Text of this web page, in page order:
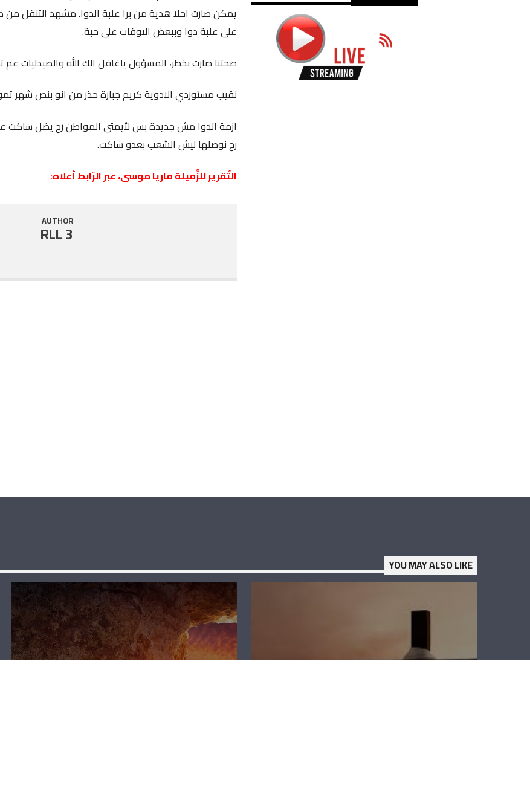
RSS FEED
SHARE
LINK
EMBED
يمكن صارت احلا هدية من برا علبة الدوا. مشهد التنقل من
على علبة دوا وببعض الاوقات على حبة.
صحتنا صارت بخطر، المسؤول ياغافل الك الله والصيدليات
نقيب مستوردي الادوية كريم جبارة حذر من انو بنص شهر
ازمة الدوا مش جديدة بس لأيمتى المواطن رح يضل ساكت
رح نوصلها ليش الشعب بعدو ساكت.
التّقرير للزَّميلَة ماريا موسى، عبر الرّابِط أعلاه:
AUTHOR
RLL 3
YOU MAY ALSO LIKE